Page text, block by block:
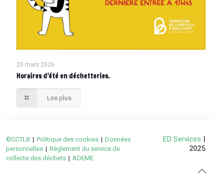
20 mars 2026
Horaires d’été en déchetteries.
Lire plus
©CCTLB | Politique des cookies | Données
personnelles | Règlement du service de
collecte des déchets | ADEME
ED Services |
2025